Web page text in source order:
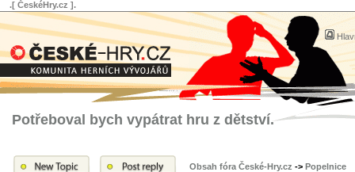
.[ ČeskéHry.cz ].
Potřeboval bych vypátrat hru z dětství.
Obsah fóra České-Hry.cz -> Popelnice